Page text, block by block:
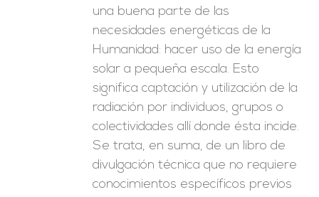
una buena parte de las
necesidades energéticas de la
Humanidad: hacer uso de la energía
solar a pequeña escala. Esto
significa captación y utilización de la
radiación por individuos, grupos o
colectividades allí donde ésta incide.
Se trata, en suma, de un libro de
divulgación técnica que no requiere
conocimientos específicos previos